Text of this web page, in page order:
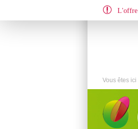
EN FR
Vous êtes ici
L'offre